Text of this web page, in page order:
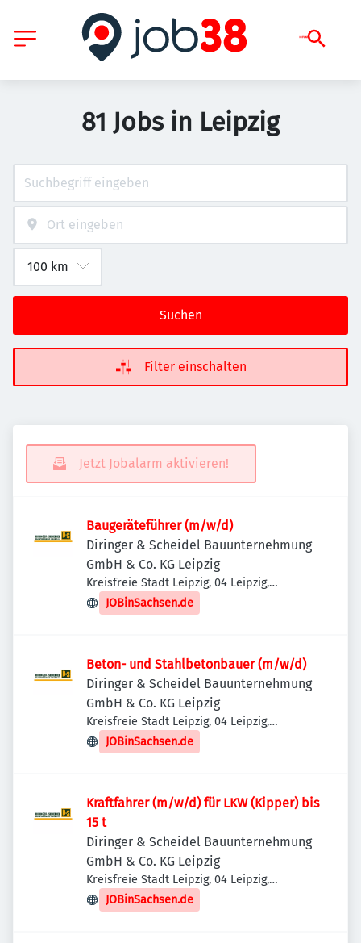
81 Jobs in Leipzig
Suchen
Filter einschalten
Jetzt Jobalarm aktivieren!
Baugeräteführer (m/w/d)
Diringer & Scheidel Bauunternehmung
GmbH & Co. KG Leipzig
Kreisfreie Stadt Leipzig, 04 Leipzig,
Deutschland
JOBinSachsen.de
Beton- und Stahlbetonbauer (m/w/d)
Diringer & Scheidel Bauunternehmung
GmbH & Co. KG Leipzig
Kreisfreie Stadt Leipzig, 04 Leipzig,
Deutschland
JOBinSachsen.de
Kraftfahrer (m/w/d) für LKW (Kipper) bis
15 t
Diringer & Scheidel Bauunternehmung
GmbH & Co. KG Leipzig
Kreisfreie Stadt Leipzig, 04 Leipzig,
Deutschland
JOBinSachsen.de